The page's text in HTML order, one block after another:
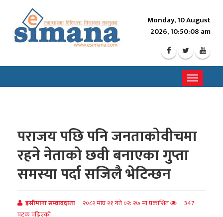
Monday, 10 August
2026, 10:50:10 am
Toggle
पराजय पछि पनि जनताकोवीचमा
रहने नेताको छवी बनाएका गुप्ता
समस्या पर्दा सजिलै भेटिन्छन
इसीमाना सम्वाददाता २०८२ माघ २१ गते ०२: २७ मा प्रकाशित
347
पटक पढिएको